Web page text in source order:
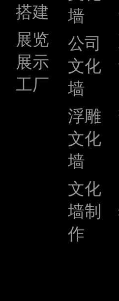
搭建
展览
展示
工厂
墙
公司
文化
墙
浮雕
文化
墙
文化
墙制
作